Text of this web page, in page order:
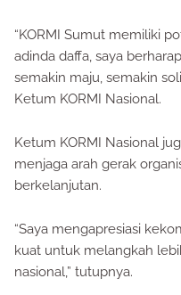
“KORMI Sumut memiliki
adinda daffa, saya
semakin maju, semakin
Ketum KORMI Nasional.
Ketum KORMI Nasional
menjaga arah gerak
berkelanjutan.
“Saya mengapresiasi
kuat untuk melangkah
nasional,” tutupnya.